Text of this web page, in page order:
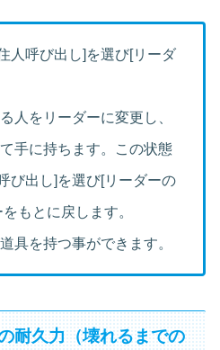
人呼び出し]を選び[リーダ
人をリーダーに変更し、
手に持ちます。この状態
び出し]を選び[リーダーの
もとに戻します。
具を持つ事ができます。
耐久力（壊れるまでの